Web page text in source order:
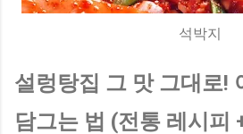
석박지
설렁탕집 그 맛 그대로!
담그는 법 (전통 레시피